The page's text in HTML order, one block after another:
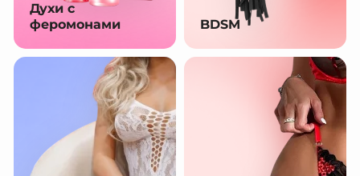
Духи с
феромонами
BDSM